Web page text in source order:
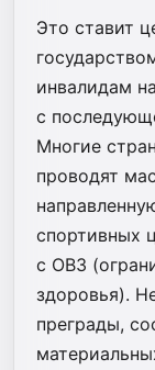
Это ставит
инвалидам
с
Многие
проводят
спортивных
с ОВЗ
здоровья).
преграды,